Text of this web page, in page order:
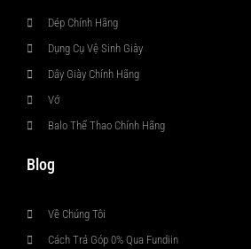
Dép Chính Hãng
Dụng Cụ Vệ Sinh Giày
Dây Giày Chính Hãng
Vớ
Balo Thể Thao Chính Hãng
Blog
Về Chúng Tôi
Cách Trả Góp 0% Qua Fundiin